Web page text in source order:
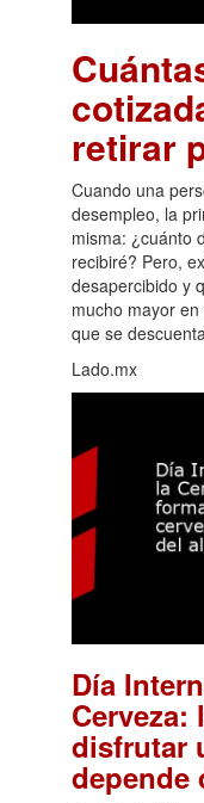
retirar
Cuando una
desempleo, la
misma: ¿cuánto
recibiré? Pero,
desapercibido y
mucho mayor
que se
Lado.mx
Día
Cerveza:
disfrutar
depende